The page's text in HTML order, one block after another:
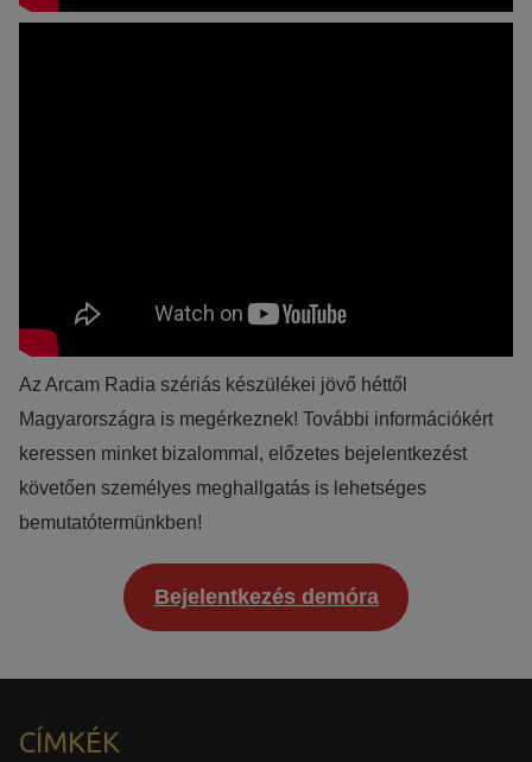
Az Arcam Radia szériás készülékei jövő héttől
Magyarországra is megérkeznek! További információkért
keressen minket bizalommal, előzetes bejelentkezést
követően személyes meghallgatás is lehetséges
bemutatótermünkben!
Bejelentkezés demóra
CÍMKÉK